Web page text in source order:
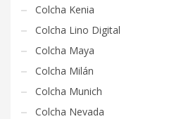
Colcha Kenia
Colcha Lino Digital
Colcha Maya
Colcha Milán
Colcha Munich
Colcha Nevada